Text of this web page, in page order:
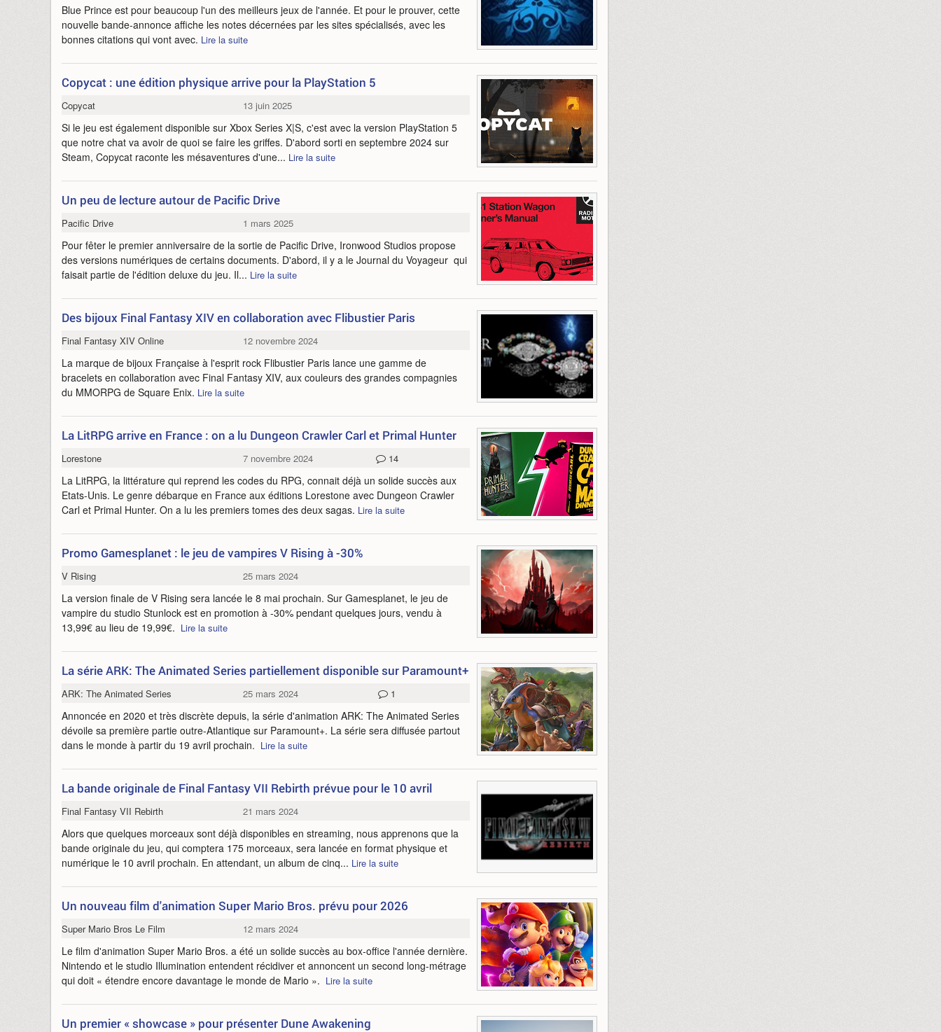
Blue Prince est pour beaucoup l'un des meilleurs jeux de l'année. Et pour le prouver, cette
nouvelle bande-annonce affiche les notes décernées par les sites spécialisés, avec les
bonnes citations qui vont avec. Lire la suite
Copycat : une édition physique arrive pour la PlayStation 5
Copycat 13 juin 2025
Si le jeu est également disponible sur Xbox Series X|S, c'est avec la version PlayStation 5
que notre chat va avoir de quoi se faire les griffes. D'abord sorti en septembre 2024 sur
Steam, Copycat raconte les mésaventures d'une... Lire la suite
Un peu de lecture autour de Pacific Drive
Pacific Drive 1 mars 2025
Pour fêter le premier anniversaire de la sortie de Pacific Drive, Ironwood Studios propose
des versions numériques de certains documents. D'abord, il y a le Journal du Voyageur qui
faisait partie de l'édition deluxe du jeu. Il... Lire la suite
Des bijoux Final Fantasy XIV en collaboration avec Flibustier Paris
Final Fantasy XIV Online 12 novembre 2024
La marque de bijoux Française à l'esprit rock Flibustier Paris lance une gamme de
bracelets en collaboration avec Final Fantasy XIV, aux couleurs des grandes compagnies
du MMORPG de Square Enix. Lire la suite
La LitRPG arrive en France : on a lu Dungeon Crawler Carl et Primal Hunter
Lorestone 7 novembre 2024 14
La LitRPG, la littérature qui reprend les codes du RPG, connait déjà un solide succès aux
Etats-Unis. Le genre débarque en France aux éditions Lorestone avec Dungeon Crawler
Carl et Primal Hunter. On a lu les premiers tomes des deux sagas. Lire la suite
Promo Gamesplanet : le jeu de vampires V Rising à -30%
V Rising 25 mars 2024
La version finale de V Rising sera lancée le 8 mai prochain. Sur Gamesplanet, le jeu de
vampire du studio Stunlock est en promotion à -30% pendant quelques jours, vendu à
13,99€ au lieu de 19,99€. Lire la suite
La série ARK: The Animated Series partiellement disponible sur Paramount+
ARK: The Animated Series 25 mars 2024 1
Annoncée en 2020 et très discrète depuis, la série d'animation ARK: The Animated Series
dévoile sa première partie outre-Atlantique sur Paramount+. La série sera diffusée partout
dans le monde à partir du 19 avril prochain. Lire la suite
La bande originale de Final Fantasy VII Rebirth prévue pour le 10 avril
Final Fantasy VII Rebirth 21 mars 2024
Alors que quelques morceaux sont déjà disponibles en streaming, nous apprenons que la
bande originale du jeu, qui comptera 175 morceaux, sera lancée en format physique et
numérique le 10 avril prochain. En attendant, un album de cinq... Lire la suite
Un nouveau film d'animation Super Mario Bros. prévu pour 2026
Super Mario Bros Le Film 12 mars 2024
Le film d'animation Super Mario Bros. a été un solide succès au box-office l'année dernière.
Nintendo et le studio Illumination entendent récidiver et annoncent un second long-métrage
qui doit « étendre encore davantage le monde de Mario ». Lire la suite
Un premier « showcase » pour présenter Dune Awakening